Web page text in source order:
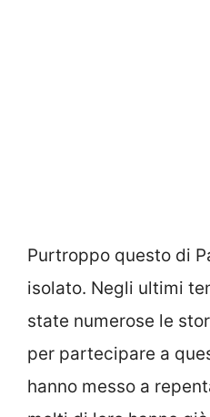
Purtroppo questo di
isolato. Negli ultimi
state numerose le
per partecipare a
hanno messo a